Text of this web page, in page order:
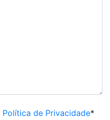
Política de Privacidade*